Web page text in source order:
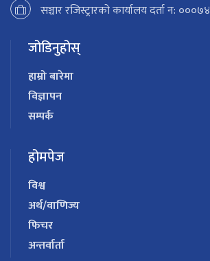
सञ्चार रजिस्ट्रारको कार्यालय दर्ता न: ०००७४
जोडिनुहोस्
हाम्रो बारेमा
विज्ञापन
सम्पर्क
होमपेज
विश्व
अर्थ/वाणिज्य
फिचर
अन्तर्वार्ता